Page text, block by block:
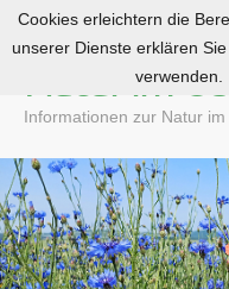
o
c
o
n
t
Natur im
Informationen zur Natur
Cookies erleichtern die
unserer Dienste erklären
verwenden.